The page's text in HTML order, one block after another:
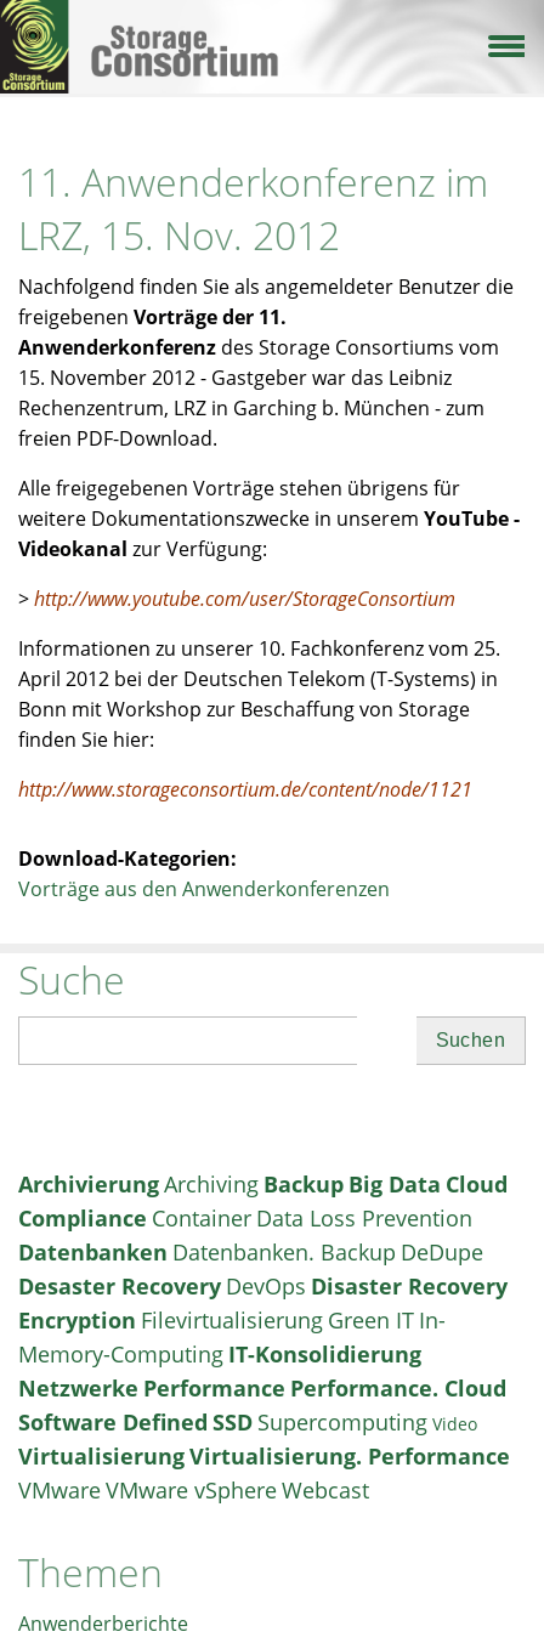
Direkt
zum
Inhalt
11. Anwenderkonferenz im
LRZ, 15. Nov. 2012
Nachfolgend finden Sie als angemeldeter Benutzer die
freigebenen Vorträge der 11.
Anwenderkonferenz des Storage Consortiums vom
15. November 2012 - Gastgeber war das Leibniz
Rechenzentrum, LRZ in Garching b. München - zum
freien PDF-Download.
Alle freigegebenen Vorträge stehen übrigens für
weitere Dokumentationszwecke in unserem YouTube -
Videokanal zur Verfügung:
>http://www.youtube.com/user/StorageConsortium
Informationen zu unserer 10. Fachkonferenz vom 25.
April 2012 bei der Deutschen Telekom (T-Systems) in
Bonn mit Workshop zur Beschaffung von Storage
finden Sie hier:
http://www.storageconsortium.de/content/node/1121
Download-Kategorien:
Vorträge aus den Anwenderkonferenzen
Suche
ArchivierungArchiving Backup Big Data Cloud
Compliance Container Data Loss Prevention
Datenbanken Datenbanken. Backup DeDupe
Desaster Recovery DevOps Disaster Recovery
Encryption Filevirtualisierung Green IT In-
Memory-Computing IT-Konsolidierung
Netzwerke Performance Performance. Cloud
Software Defined SSD Supercomputing Video
VirtualisierungVirtualisierung. Performance
VMwareVMware vSphereWebcast
Themen
Anwenderberichte